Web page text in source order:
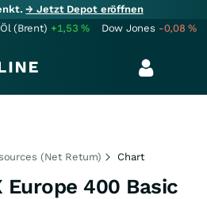
→ Jetzt Depot eröffnen
Öl (Brent) +1,53% Dow Jones -0,08%
(Net Return)
Chart
Europe 400 Basic